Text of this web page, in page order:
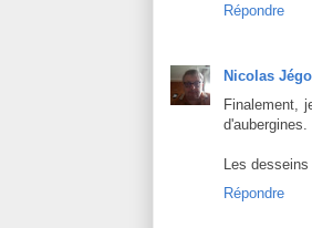
Répondre
Nicolas
Finalement,
d'aubergines.
Les
Répondre